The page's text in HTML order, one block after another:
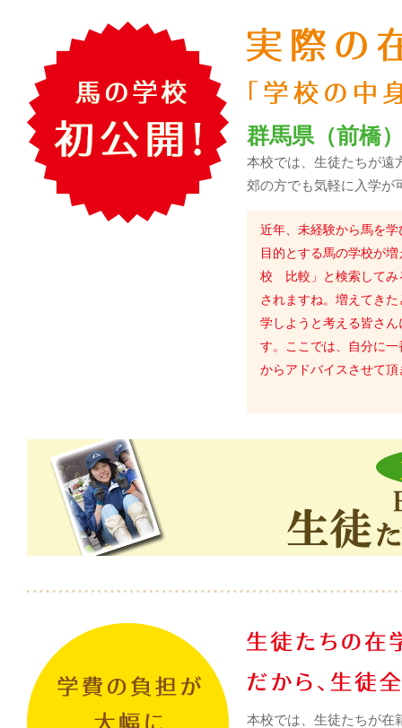
群馬県（前橋
本校では、生徒たちが遠
郊の方でも気軽に入学が
近年、未経験から馬を
目的とする馬の学校が
校 比較」と検索してみ
されますね。増えてき
学しようと考える皆さ
す。ここでは、自分に
からアドバイスさせて頂
本校では、生徒たちが在